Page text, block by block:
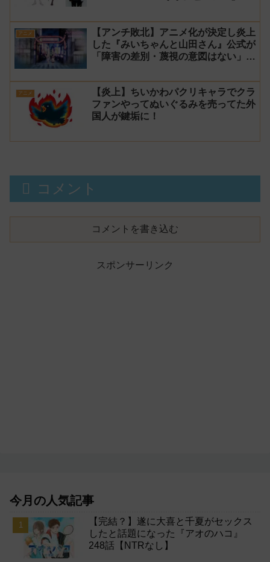
ンルン」「でびでび・でびる」が出
演！
アニメ
【アンチ敗北】アニメ化が決定し炎上
した『みいちゃんと山田さん』公式が
「障害の差別・蔑視の意図はない」と
アニメ
【炎上】ちいかわパクリキャラでクラ
ファンやってぬいぐるみを売ってた外
国人が鍵垢に！
コメント
コメントを書き込む
スポンサーリンク
今月の人気記事
【完結？】遂に大喜と千夏がセックス
したと話題になった『アオのハコ』
248話【NTRなし】